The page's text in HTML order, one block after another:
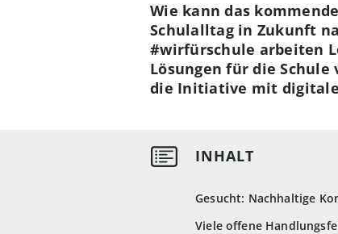
Gesucht: Nachhaltige
Viele offene
Wie kann das
Schulalltag in Zukunft
#wirfürschule arbeiten
Lösungen für die
die Initiative mit